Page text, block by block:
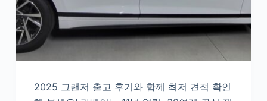
2025 그랜저 출고 후기와 함께 최저 견적 확인